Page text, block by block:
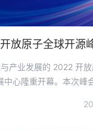
产业发展的 2022 开
心隆重开幕。本次峰
源厂商代表、优秀开源